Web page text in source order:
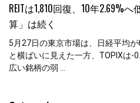
REITは1,810回復、10年2.69%
算」は続く
5月27日の東京市場は、日経平均が
と横ばいに見えた一方、TOPIXは-
広い銘柄の弱 ...